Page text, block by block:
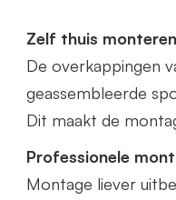
Zelf thuis monteren
De overkappingen
geassembleerde
Dit maakt de
Professionele
Montage liever